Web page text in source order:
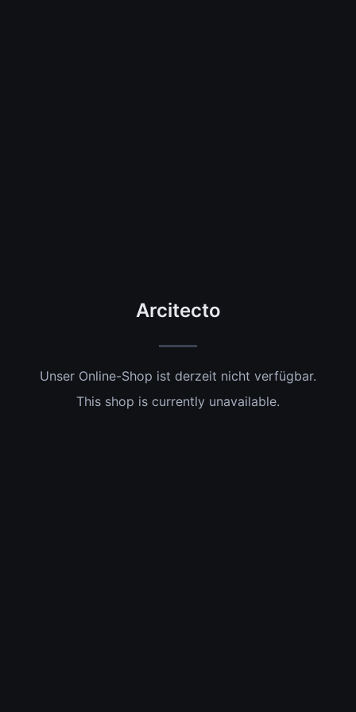
Arcitecto
Unser Online-Shop ist derzeit nicht verfügbar.
This shop is currently unavailable.